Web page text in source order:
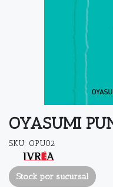
OYASUMI
SKU: OPU02
Stock por sucursal